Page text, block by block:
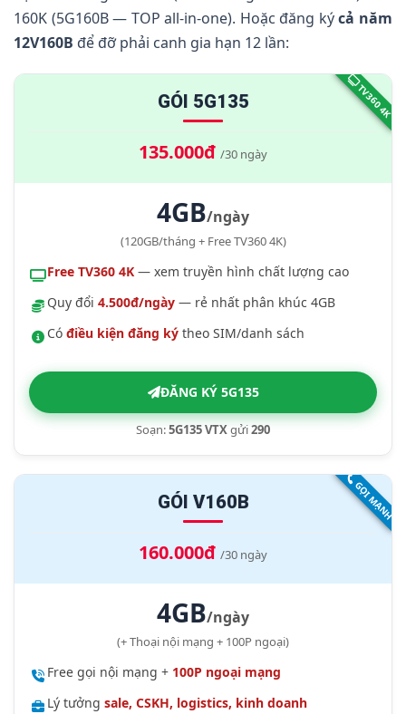
5. Gói 4GB/Ngày Đã Dừng (ST90N, TRE90)
So Sánh 3 Gói Tháng 4GB/Ngày
Cú Pháp Đăng Ký Qua SMS 290
Câu Hỏi Thường Gặp
160K (5G160B — TOP all-in-one). Hoặc đăng kýcả năm
12V160B để đỡ phải canh gia hạn 12 lần:
TV360 4K
GÓI 5G135
135.000đ /30 ngày
4GB/ngày
(120GB/tháng + Free TV360 4K)
Free TV360 4K — xem truyền hình chất lượng cao
Quy đổi 4.500đ/ngày — rẻ nhất phân khúc 4GB
Có điều kiện đăng ký theo SIM/danh sách
ĐĂNG KÝ 5G135
Soạn:5G135 VTXgửi290
GỌI MẠNH
GÓI V160B
160.000đ /30 ngày
4GB/ngày
(+ Thoại nội mạng + 100P ngoại)
Free gọi nội mạng + 100P ngoại mạng
Lý tưởng sale, CSKH, logistics, kinh doanh